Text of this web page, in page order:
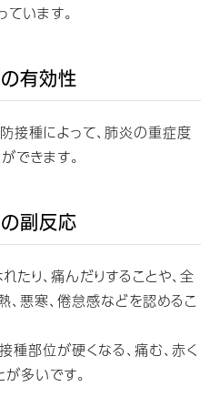
います。
有効性
接種によって、肺炎の重症度
できます。
副反応
たり、痛んだりすることや、全
、悪寒、倦怠感などを認めるこ
種部位が硬くなる、痛む、赤く
多いです。